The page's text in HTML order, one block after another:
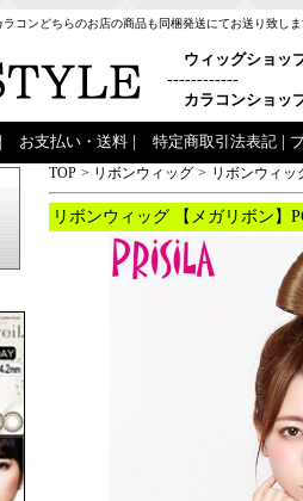
コンどちらのお店の商品も同梱発送にてお送り致し
ウィッグショッ
------------
カラコンショッ
お支払い・送料 特定商取引法表記
TOP > リボンウィッグ > リボンウィッ
リボンウィッグ 【メガリボン】